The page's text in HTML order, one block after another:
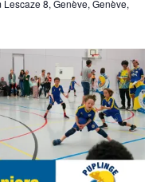
8, Genève, Genève,